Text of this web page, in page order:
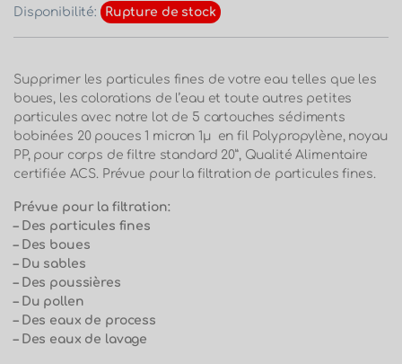
Disponibilité:
Rupture de stock
Supprimer les particules fines de votre eau telles que les
boues, les colorations de l’eau et toute autres petites
particules avec notre lot de 5 cartouches sédiments
bobinées 20 pouces 1 micron 1μ en fil Polypropylène, noyau
PP, pour corps de filtre standard 20”, Qualité Alimentaire
certifiée ACS. Prévue pour la filtration de particules fines.
Prévue pour la filtration:
– Des particules fines
– Des boues
– Du sables
– Des poussières
– Du pollen
– Des eaux de process
– Des eaux de lavage